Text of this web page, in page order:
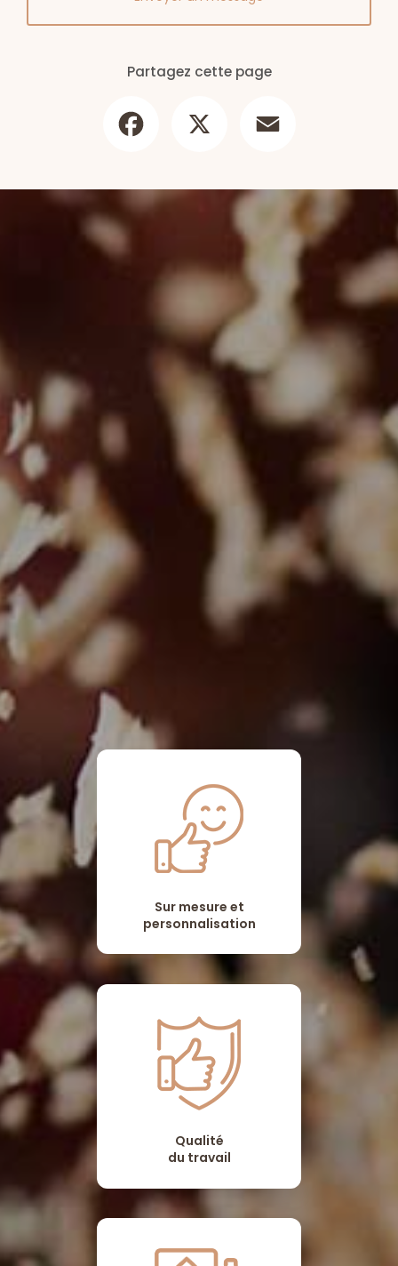
Partagez cette page
Sur mesure et
personnalisation
Qualité
du travail